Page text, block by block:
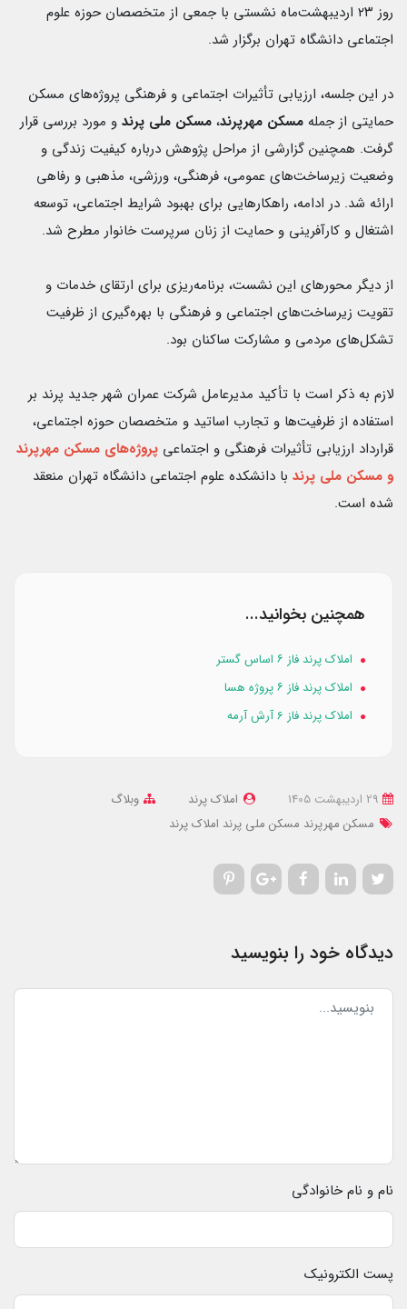
روز ۲۳ اردیبهشت‌ماه نشستی با جمعی از متخصصان حوزه علوم
اجتماعی دانشگاه تهران برگزار شد.
در این جلسه، ارزیابی تأثیرات اجتماعی و فرهنگی پروژه‌های مسکن
حمایتی از جمله مسکن مهرپرند، مسکن ملی پرند و مورد بررسی قرار
گرفت. همچنین گزارشی از مراحل پژوهش درباره کیفیت زندگی و
وضعیت زیرساخت‌های عمومی، فرهنگی، ورزشی، مذهبی و رفاهی
ارائه شد. در ادامه، راهکارهایی برای بهبود شرایط اجتماعی، توسعه
اشتغال و کارآفرینی و حمایت از زنان سرپرست خانوار مطرح شد.
از دیگر محورهای این نشست، برنامه‌ریزی برای ارتقای خدمات و
تقویت زیرساخت‌های اجتماعی و فرهنگی با بهره‌گیری از ظرفیت
تشکل‌های مردمی و مشارکت ساکنان بود.
لازم به ذکر است با تأکید مدیرعامل شرکت عمران شهر جدید پرند بر
استفاده از ظرفیت‌ها و تجارب اساتید و متخصصان حوزه اجتماعی،
قرارداد ارزیابی تأثیرات فرهنگی و اجتماعی پروژه‌های مسکن مهرپرند
و مسکن ملی پرند با دانشکده علوم اجتماعی دانشگاه تهران منعقد
شده است.
همچنین بخوانید...
املاک پرند فاز ۶ اساس گستر
املاک پرند فاز ۶ پروژه هسا
املاک پرند فاز 6 آرش آرمه
املاک پرند
وبلاگ
مسکن مهرپرند مسکن ملی پرند املاک پرند
دیدگاه خود را بنویسید
نام و نام خانوادگی
پست الکترونیک